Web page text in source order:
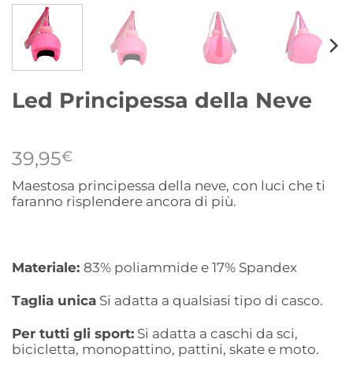
Led Principessa della Neve
39,95€
Maestosa principessa della neve, con luci che ti
faranno risplendere ancora di più.
Materiale: 83% poliammide e 17% Spandex
Taglia unica Si adatta a qualsiasi tipo di casco.
Per tutti gli sport: Si adatta a caschi da sci,
bicicletta, monopattino, pattini, skate e moto.